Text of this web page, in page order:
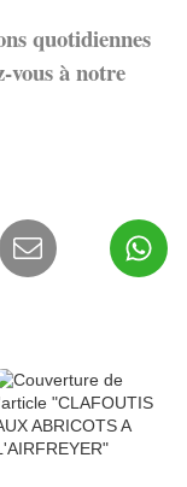
quotidiennes
vous à notre